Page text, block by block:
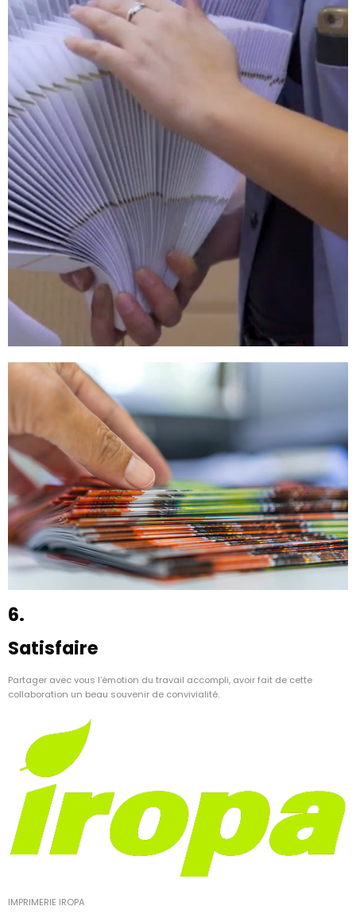
6.
Satisfaire
Partager avec vous l’émotion du travail accompli, avoir fait de cette
collaboration un beau souvenir de convivialité.
IMPRIMERIE IROPA